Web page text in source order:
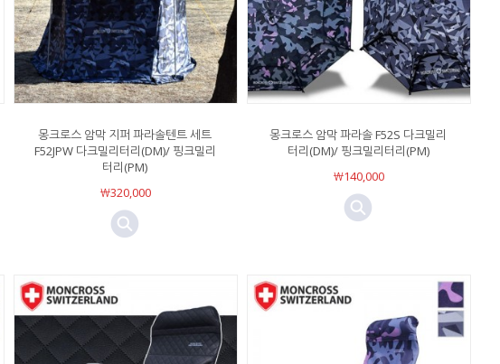
몽크로스 암막 지퍼 파라솔텐트 세트
F52JPW 다크밀리터리(DM)/ 핑크밀리
터리(PM)
￦320,000
몽크로스 암막 파라솔 F52S 다크밀리
터리(DM)/ 핑크밀리터리(PM)
￦140,000